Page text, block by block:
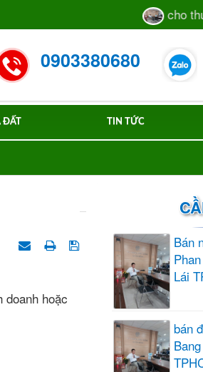
cho thuê
0903380680
ĐẤT TIN TỨC
hoặc
Bán
Lái
bán